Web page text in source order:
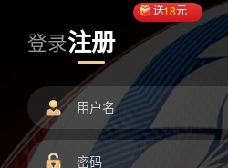
登录注册
送18元